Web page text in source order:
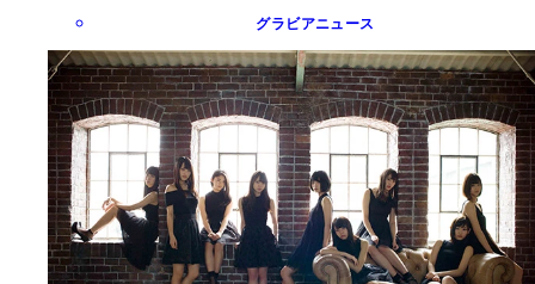
グラビアニュース